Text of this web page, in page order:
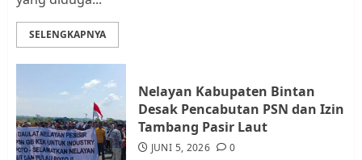
Warga Rempang Ajukan
Audiensi dengan Wali Kota
SELENGKAPNYA
Nelayan Kabupaten Bintan
Desak Pencabutan PSN dan Izin
Tambang Pasir Laut
JUNI 5, 2026 0